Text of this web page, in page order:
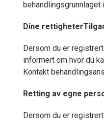
Dine rettigheter
Dersom du er
informert om hvor du
Kontakt
Retting av egne
Dersom du er